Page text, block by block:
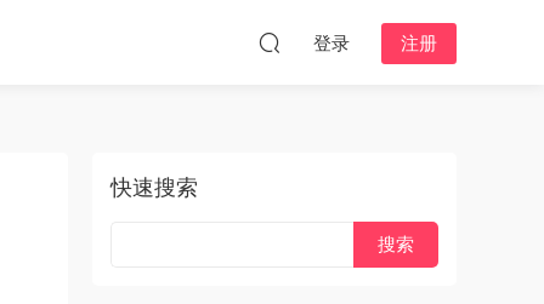
登录 注册
快速搜索